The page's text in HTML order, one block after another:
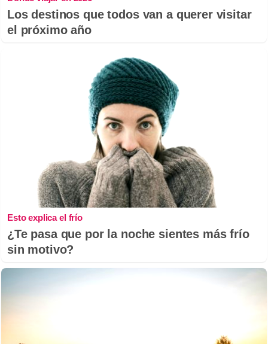
Los destinos que todos van a querer visitar
el próximo año
Esto explica el frío
¿Te pasa que por la noche sientes más frío
sin motivo?